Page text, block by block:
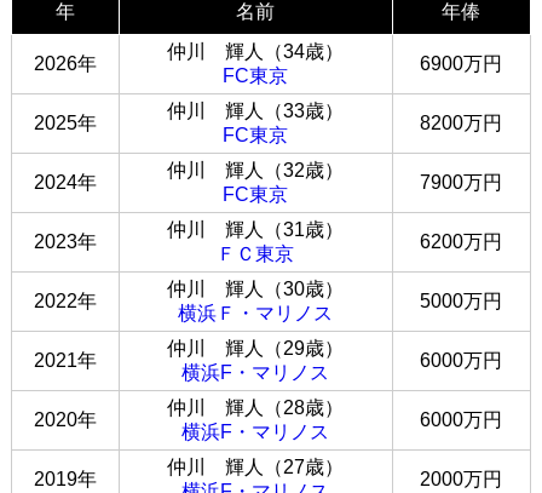
年 名前 年俸
2026年
仲川 輝人（34歳）
FC東京
6900万円
2025年
仲川 輝人（33歳）
FC東京
8200万円
2024年
仲川 輝人（32歳）
FC東京
7900万円
2023年
仲川 輝人（31歳）
ＦＣ東京
6200万円
2022年
仲川 輝人（30歳）
横浜Ｆ・マリノス
5000万円
2021年
仲川 輝人（29歳）
横浜F・マリノス
6000万円
2020年
仲川 輝人（28歳）
横浜F・マリノス
6000万円
2019年
仲川 輝人（27歳）
2000万円